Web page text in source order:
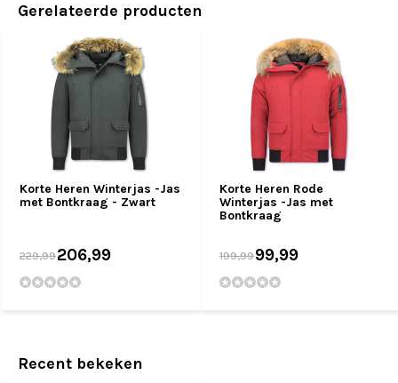
Gerelateerde producten
Korte Heren Winterjas -Jas
met Bontkraag - Zwart
229,99206,99
Korte Heren Rode
Winterjas -Jas met
Bontkraag
199,9999,99
Recent bekeken